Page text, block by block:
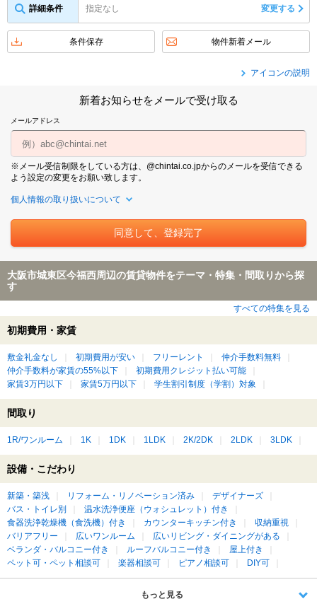
詳細条件 指定なし 変更する
条件保存 物件新着メール
アイコンの説明
新着お知らせをメールで受け取る
メールアドレス
※メール受信制限をしている方は、@chintai.co.jpからのメールを受信できる
よう設定の変更をお願い致します。
個人情報の取り扱いについて
大阪市城東区今福西周辺の賃貸物件をテーマ・特集・間取りから探
す
すべての特集を見る
初期費用・家賃
敷金礼金なし 初期費用が安い フリーレント
仲介手数料無料
仲介手数料が家賃の55%以下
初期費用クレジット払い可能
家賃3万円以下
家賃5万円以下 学生割引制度（学割）対象
間取り
1R/ワンルーム 1K 1DK 1LDK 2K/2DK 2LDK 3LDK
設備・こだわり
新築・築浅 リフォーム・リノベーション済み
デザイナーズ
バス・トイレ別
温水洗浄便座（ウォシュレット）付き
食器洗浄乾燥機（食洗機）付き
カウンターキッチン付き
収納重視
バリアフリー
広いワンルーム
広いリビング・ダイニングがある
ベランダ・バルコニー付き
ルーフバルコニー付き
屋上付き
ペット可・ペット相談可
楽器相談可 ピアノ相談可 DIY可
もっと見る